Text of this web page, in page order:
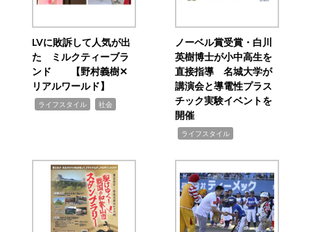
LVに敗訴して人気が出
た ミルクティーブラ
ンド 【野村義樹✕
リアルワールド】
ライフスタイル 社会
ノーベル賞受賞・白川
英樹博士が小中高生を
直接指導 名城大学が
講演会と導電性プラス
チック実験イベントを
開催
ライフスタイル